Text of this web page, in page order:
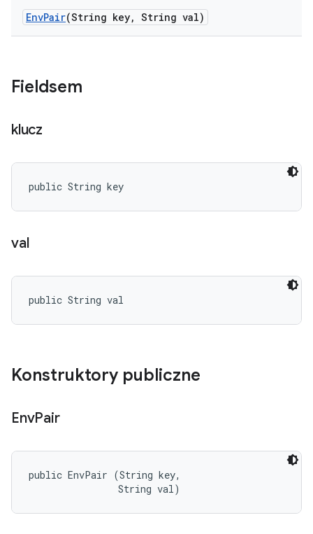
EnvPair(String key, String val)
Fieldsem
klucz
public String key
val
public String val
Konstruktory publiczne
EnvPair
public EnvPair (String key,
                String val)